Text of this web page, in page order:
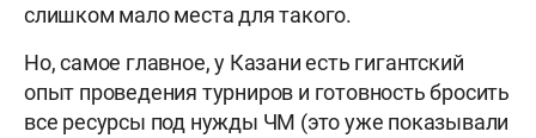
слишком мало места для такого.
Но, самое главное, у Казани есть гигантский
опыт проведения турниров и готовность бросить
все ресурсы под нужды ЧМ (это уже показывали